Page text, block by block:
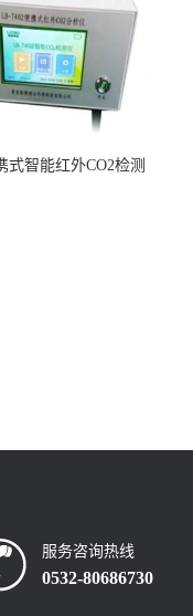
式智能红外CO2检测
服务咨询热线
0532-80686730